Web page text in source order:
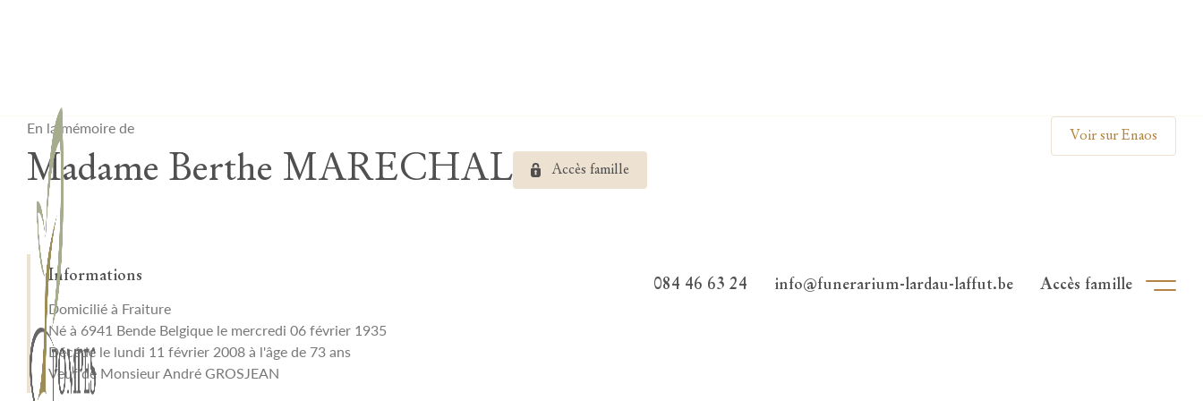
084 46 63 24 info@funerarium-lardau-laffut.be Accès famille
En la mémoire de
Madame Berthe MARECHAL Accès famille
Informations
Domicilié à Fraiture
Né à 6941 Bende Belgique le mercredi 06 février 1935
Décédé le lundi 11 février 2008 à l'âge de 73 ans
Veuf de Monsieur André GROSJEAN
Voir sur Enaos